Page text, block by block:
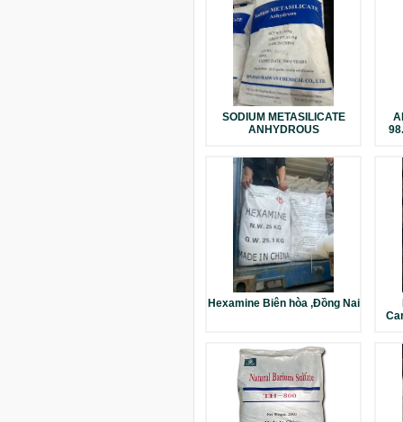
SODIUM METASILICATE
ANHYDROUS
Hexamine Biên hòa ,Đồng Nai